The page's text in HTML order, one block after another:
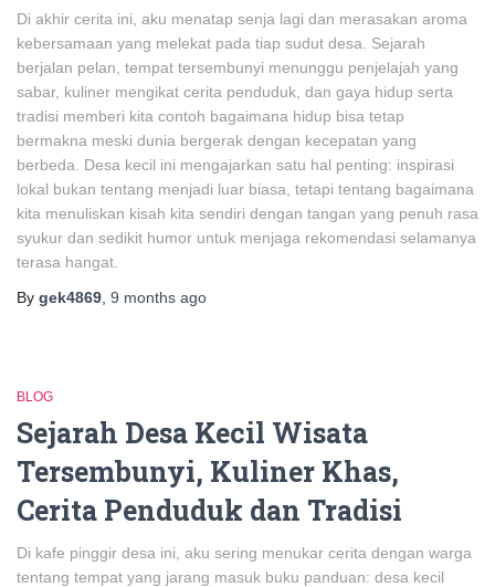
Di akhir cerita ini, aku menatap senja lagi dan merasakan aroma
kebersamaan yang melekat pada tiap sudut desa. Sejarah
berjalan pelan, tempat tersembunyi menunggu penjelajah yang
sabar, kuliner mengikat cerita penduduk, dan gaya hidup serta
tradisi memberi kita contoh bagaimana hidup bisa tetap
bermakna meski dunia bergerak dengan kecepatan yang
berbeda. Desa kecil ini mengajarkan satu hal penting: inspirasi
lokal bukan tentang menjadi luar biasa, tetapi tentang bagaimana
kita menuliskan kisah kita sendiri dengan tangan yang penuh rasa
syukur dan sedikit humor untuk menjaga rekomendasi selamanya
terasa hangat.
By gek4869 9 months ago
BLOG
Sejarah Desa Kecil Wisata
Tersembunyi, Kuliner Khas,
Cerita Penduduk dan Tradisi
Di kafe pinggir desa ini, aku sering menukar cerita dengan warga
tentang tempat yang jarang masuk buku panduan: desa kecil